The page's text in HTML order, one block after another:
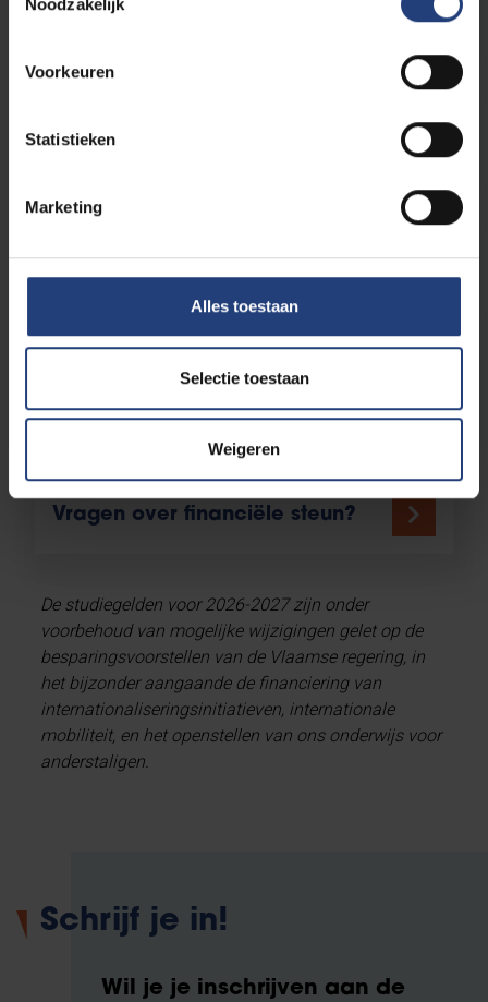
Noodzakelijk
Voorkeuren
Statistieken
Marketing
Alles toestaan
Selectie toestaan
Weigeren
Toelage Vlaamse overheid
Ondersteuningsaanbod VUB
Vragen over financiële steun?
De studiegelden voor 2026-2027 zijn onder
voorbehoud van mogelijke wijzigingen gelet op de
besparingsvoorstellen van de Vlaamse regering, in
het bijzonder aangaande de financiering van
internationaliseringsinitiatieven, internationale
mobiliteit, en het openstellen van ons onderwijs voor
anderstaligen.
Schrijf je in!
Wil je je inschrijven aan de